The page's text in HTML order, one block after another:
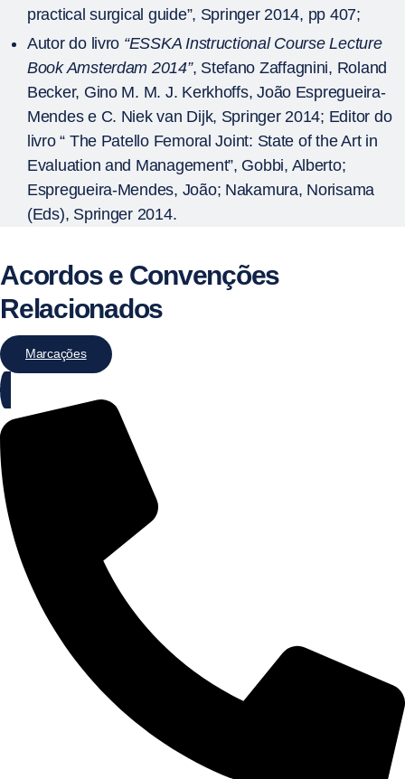
practical surgical guide”, Springer 2014, pp 407;
Autor do livro “ESSKA Instructional Course Lecture
Book Amsterdam 2014”, Stefano Zaffagnini, Roland
Becker, Gino M. M. J. Kerkhoffs, João Espregueira-
Mendes e C. Niek van Dijk, Springer 2014; Editor do
livro “ The Patello Femoral Joint: State of the Art in
Evaluation and Management”, Gobbi, Alberto;
Espregueira-Mendes, João; Nakamura, Norisama
(Eds), Springer 2014.
Acordos e Convenções
Relacionados
Marcações